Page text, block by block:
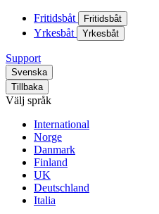
Fritidsbåt Fritidsbåt
Yrkesbåt Yrkesbåt
Support
Svenska
Tillbaka
Välj språk
International
Norge
Danmark
Finland
UK
Deutschland
Italia